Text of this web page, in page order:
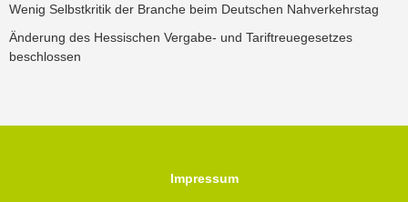
Wenig Selbstkritik der Branche beim Deutschen Nahverkehrstag
Änderung des Hessischen Vergabe- und Tariftreuegesetzes
beschlossen
Impressum